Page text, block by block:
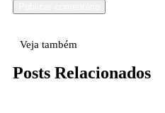
Veja também
Posts Relacionados